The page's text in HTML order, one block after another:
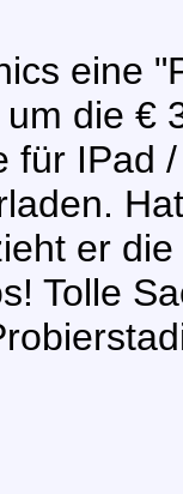
eine
die €
für IPad
er
Tolle